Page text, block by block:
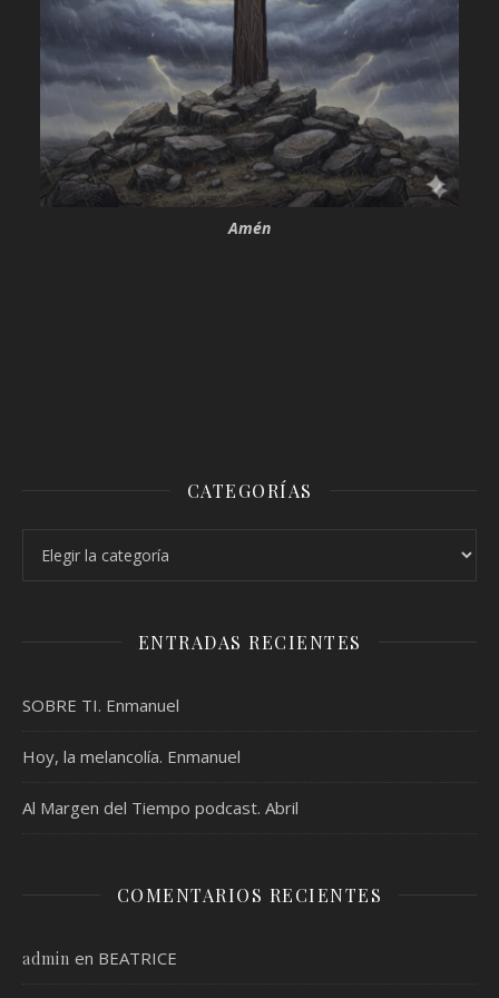
Amén
CATEGORÍAS
ENTRADAS RECIENTES
SOBRE TI. Enmanuel
Hoy, la melancolía. Enmanuel
Al Margen del Tiempo podcast. Abril
COMENTARIOS RECIENTES
admin en BEATRICE